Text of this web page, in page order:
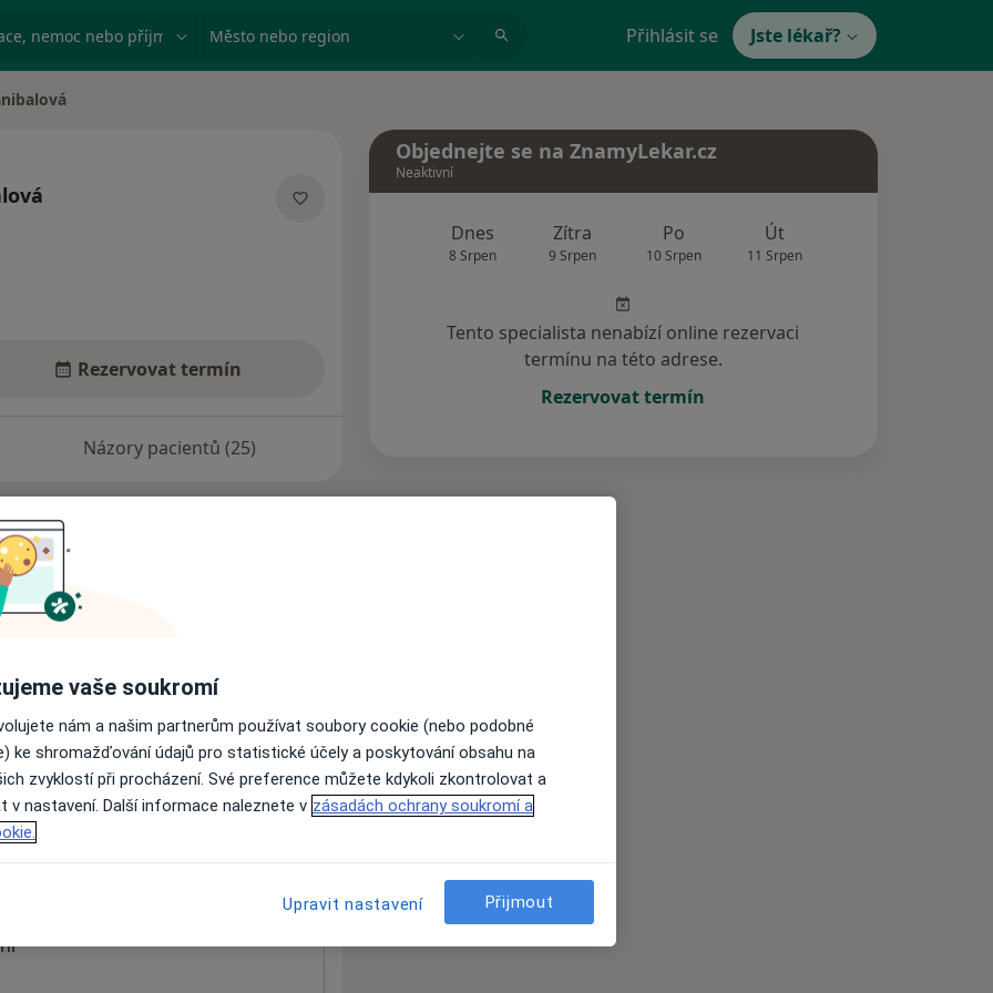
nemoc nebo příjmení Město nebo region Přihlásit se Jste lékař?
Rezervovat termín
Názory pacientů (25)
nejsou k dispozici
informace o svých službách.
Objednejte se na ZnamyLekar.cz
Neaktivní
Dnes
8 Srpen
Zítra
9 Srpen
Po
10 Srpen
Út
11 Srpen
Tento specialista nenabízí online rezervaci
termínu na této adrese.
Rezervovat termín
vaše soukromí
nám a našim partnerům používat soubory cookie (nebo podobné
ke shromažďování údajů pro statistické účely a poskytování obsahu na
zvyklostí při procházení. Své preference můžete kdykoli zkontrolovat a
v nastavení. Další informace naleznete v zásadách ochrany soukromí a
Upravit nastavení Přijmout